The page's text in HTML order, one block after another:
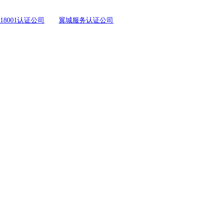
认证公司 翼城服务认证公司